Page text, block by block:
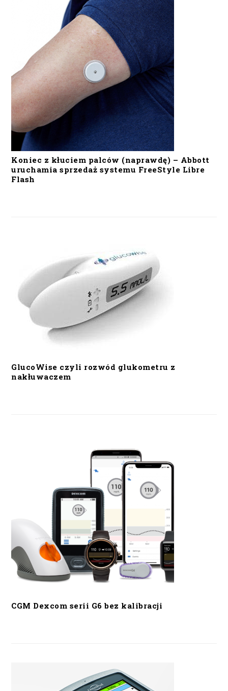
Koniec z kłuciem palców (naprawdę) – Abbott
uruchamia sprzedaż systemu FreeStyle Libre
Flash
GlucoWise czyli rozwód glukometru z
nakłuwaczem
CGM Dexcom serii G6 bez kalibracji